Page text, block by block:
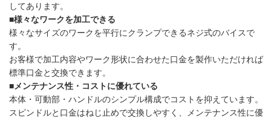
してあります。
■様々なワークを加工できる
様々なサイズのワークを平行にクランプできるネジ式のバイスで
す。
お客様で加工内容やワーク形状に合わせた口金を製作いただければ
標準口金と交換できます。
■メンテナンス性・コストに優れている
本体・可動部・ハンドルのシンプル構成でコストを抑えています。
スピンドルと口金はねじ止めで交換しやすく、メンテナンス性に優